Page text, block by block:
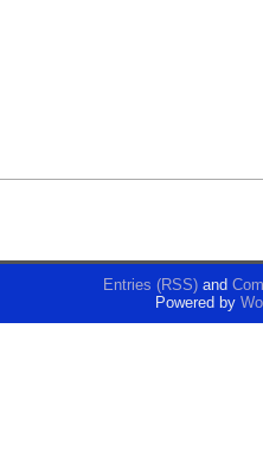
Entries (RSS)and
Powered by